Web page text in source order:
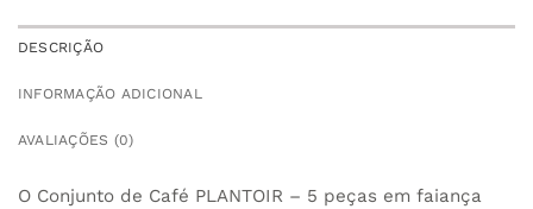
DESCRIÇÃO
INFORMAÇÃO ADICIONAL
AVALIAÇÕES (0)
O Conjunto de Café PLANTOIR – 5 peças em faiança